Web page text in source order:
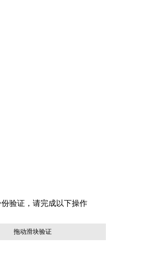
拖动滑块验证